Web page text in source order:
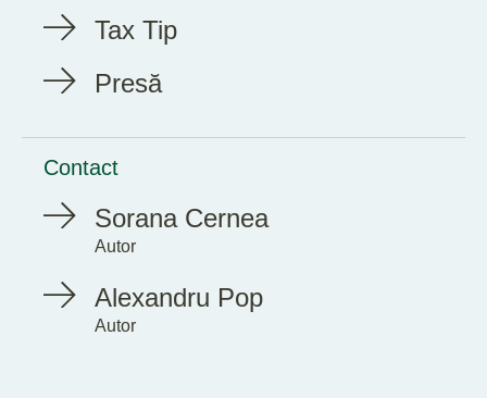
Tax Tip
Presă
Contact
Sorana Cernea
Autor
Alexandru Pop
Autor